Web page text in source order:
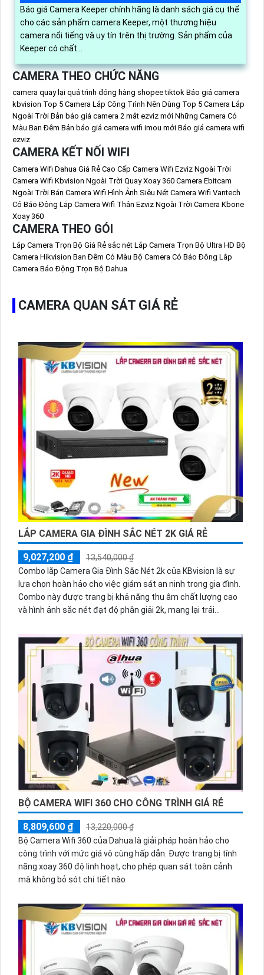
Báo giá Camera Keeper chính hãng là danh sách giá cụ thể
cho các sản phẩm camera Keeper, một thương hiệu
camera nổi tiếng và uy tín trên thị trường. Sản phẩm của
Keeper có chất...
CAMERA THEO CHỨC NĂNG
camera quay lại quá trình đóng hàng shopee tiktok Báo giá camera
kbvision Top 5 Camera Lắp Công Trình Nên Dùng Top 5 Camera Lắp
Ngoài Trời Bản báo giá camera 2 mắt ezviz mới Những Camera Có
Màu Ban Đêm Bản báo giá camera wifi imou mới Báo giá camera wifi
ezviz
CAMERA KẾT NỐI WIFI
Camera Wifi Dahua Giá Rẻ Cao Cấp Camera Wifi Ezviz Ngoài Trời
Camera Wifi Kbvision Ngoài Trời Quay Xoay 360 Camera Ebitcam
Ngoài Trời Bán Camera Wifi Hình Ảnh Siêu Nét Camera Wifi Vantech
Có Báo Động Lắp Camera Wifi Thân Ezviz Ngoài Trời Camera Kbone
Xoay 360
CAMERA THEO GÓI
Lắp Camera Trọn Bộ Giá Rẻ sắc nét Lắp Camera Trọn Bộ Ultra HD Bộ
Camera Hikvision Ban Đêm Có Màu Bộ Camera Có Báo Đông Lắp
Camera Báo Động Trọn Bộ Dahua
CAMERA QUAN SÁT GIÁ RẺ
LẮP CAMERA GIA ĐÌNH SẮC NÉT 2K GIÁ RẺ
9,027,200 ₫
13,540,000 ₫
Combo lắp Camera Gia Đình Sắc Nét 2k của KBvision là sự
lựa chọn hoàn hảo cho việc giám sát an ninh trong gia đình.
Combo này được trang bị khả năng thu âm chất lượng cao
và hình ảnh sắc nét đạt độ phân giải 2k, mang lại trải
BỘ CAMERA WIFI 360 CHO CÔNG TRÌNH GIÁ RẺ
8,809,600 ₫
13,220,000 ₫
Bộ Camera Wifi 360 của Dahua là giải pháp hoàn hảo cho
công trình với mức giá vô cùng hấp dẫn. Được trang bị tính
năng xoay 360 độ linh hoạt, cho phép quan sát toàn cảnh
mà không bỏ sót chi tiết nào